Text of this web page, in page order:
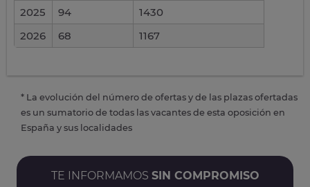
2025
94
1430
2026
68 1167
* La evolución del número de ofertas y de las plazas ofertadas
es un sumatorio de todas las vacantes de esta oposición en
España y sus localidades
TE INFORMAMOS SIN COMPROMISO